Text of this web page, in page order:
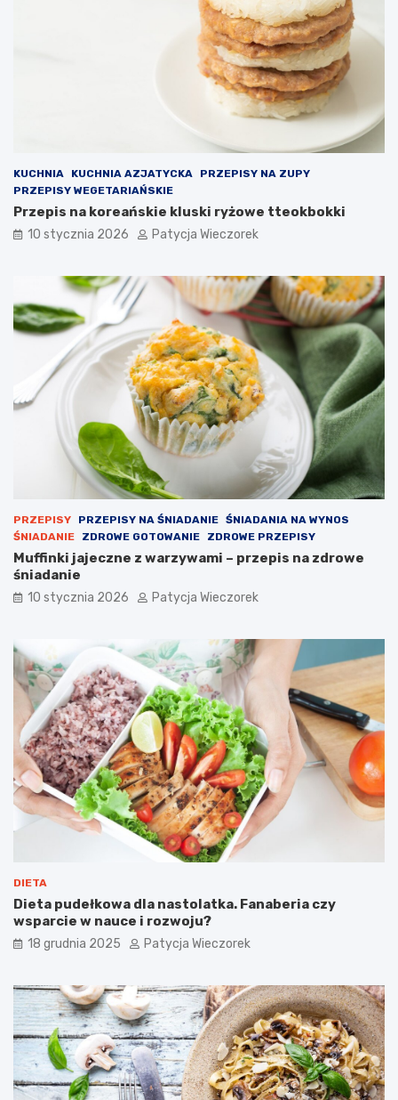
KUCHNIA KUCHNIA AZJATYCKA
PRZEPISY NA ZUPY
PRZEPISY WEGETARIAŃSKIE
Przepis na koreańskie kluski ryżowe tteokbokki
10 stycznia 2026 Patycja Wieczorek
PRZEPISY PRZEPISY NA ŚNIADANIE ŚNIADANIA NA WYNOS
ŚNIADANIE
ZDROWE GOTOWANIE ZDROWE PRZEPISY
Muffinki jajeczne z warzywami – przepis na zdrowe
śniadanie
10 stycznia 2026 Patycja Wieczorek
DIETA
Dieta pudełkowa dla nastolatka. Fanaberia czy
wsparcie w nauce i rozwoju?
18 grudnia 2025 Patycja Wieczorek